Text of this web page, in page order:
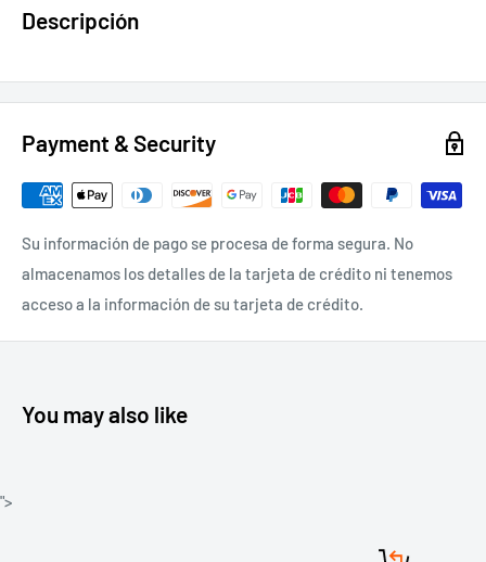
Descripción
Payment & Security
Su información de pago se procesa de forma segura. No
almacenamos los detalles de la tarjeta de crédito ni tenemos
acceso a la información de su tarjeta de crédito.
You may also like
">